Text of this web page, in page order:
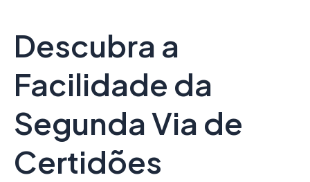
Descubra a
Facilidade da
Segunda Via de
Certidões